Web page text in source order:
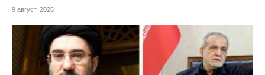
9 август, 2026